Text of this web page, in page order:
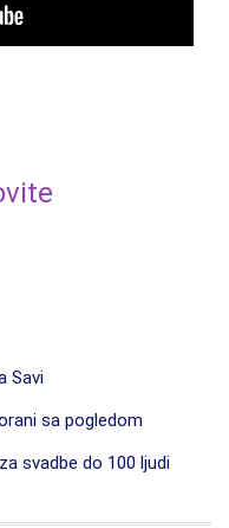
Savi
sa pogledom
svadbe do 100 ljudi